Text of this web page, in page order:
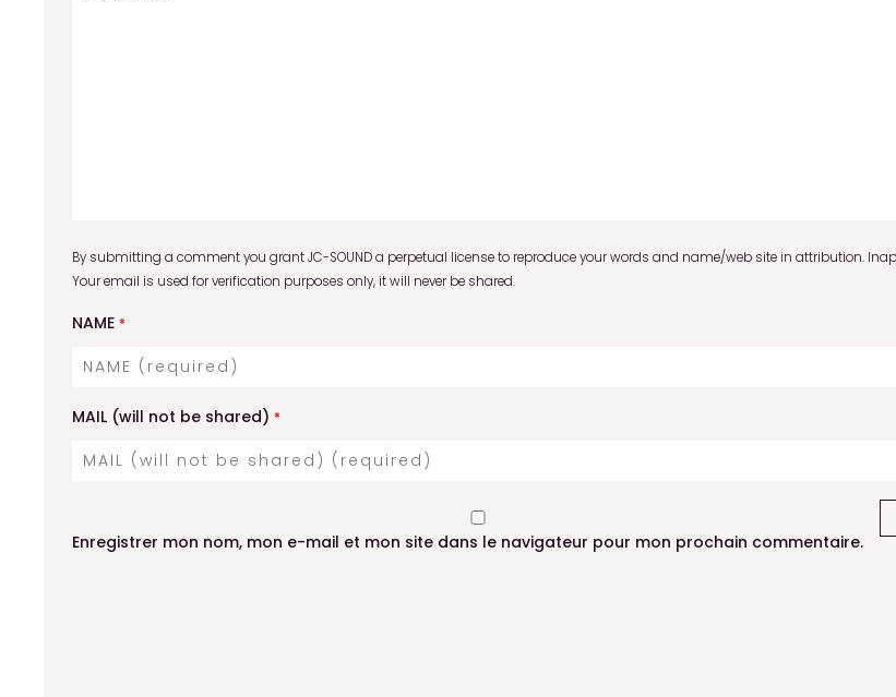
By submitting a comment you grant JC-SOUND a perpetual license to reproduce your words and name/web site in attribution.
Your email is used for verification purposes only, it will never be shared.
NAME *
MAIL (will not be shared) *
Enregistrer mon nom, mon e-mail et mon site dans le navigateur pour mon prochain commentaire.